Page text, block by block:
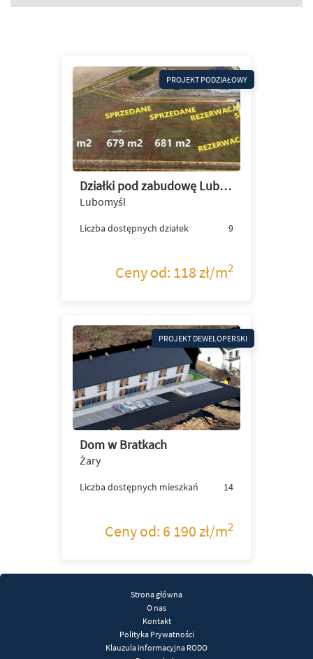
PROJEKT PODZIAŁOWY
Działki pod zabudowę Lubomyśl przy granicy Żar
Lubomyśl
Liczba dostępnych działek 9
Ceny od: 118 zł/m2
PROJEKT DEWELOPERSKI
Dom w Bratkach
Żary
Liczba dostępnych mieszkań 14
Ceny od: 6 190 zł/m2
Strona główna
O nas
Kontakt
Polityka Prywatności
Klauzula informacyjna RODO